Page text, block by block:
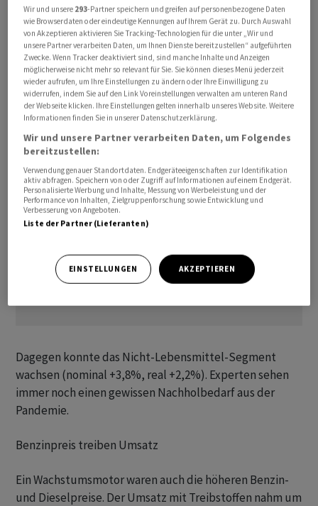
Umsatz brachte. Teuerungsbereinigt wurden gar 3,9
Prozent weniger Lebensmittel verkauft. Die
Nahrungsmittelverkäufe hatten in der Pandemie stark
zugelegt, weil die Menschen selber gekocht hatten, als
die Restaurants während der Lockdowns geschlossen
waren. Mit dem Ende der Coronabeschränkungen gehen
die Leute wieder vermehrt auswärts speisen.
Dagegen konnte das Nicht-Lebensmittel-Segment
wachsen (nominal +3,8%, real +2,2%). Experten sehen
immer noch einen gewissen Nachholbedarf aus der
Pandemie.
Benzinpreis treiben Umsatz
Ein Wachstumsmotor waren auch die höheren Benzin-
und Dieselpreise. Der Umsatz mit Treibstoffen nahm um
Wir und unsere 293-Partner speichern und greifen auf personenbezogene Daten
wie Browserdaten oder eindeutige Kennungen auf Ihrem Gerät zu. Durch Auswahl
von Akzeptieren aktivieren Sie Tracking-Technologien für die unter „Wir und
unsere Partner verarbeiten Daten, um Ihnen Dienste bereitzustellen“ aufgeführten
Zwecke. Wenn Tracker deaktiviert sind, sind manche Inhalte und Anzeigen
möglicherweise nicht mehr so relevant für Sie. Sie können dieses Menü jederzeit
wieder aufrufen, um Ihre Einstellungen zu ändern oder Ihre Einwilligung zu
widerrufen, indem Sie auf den Link Voreinstellungen verwalten am unteren Rand
der Webseite klicken. Ihre Einstellungen gelten innerhalb unseres Website. Weitere
Informationen finden Sie in unserer Datenschutzerklärung.
Wir und unsere Partner verarbeiten Daten, um Folgendes
bereitzustellen:
Verwendung genauer Standortdaten. Endgeräteeigenschaften zur Identifikation
aktiv abfragen. Speichern von oder Zugriff auf Informationen auf einem Endgerät.
Personalisierte Werbung und Inhalte, Messung von Werbeleistung und der
Performance von Inhalten, Zielgruppenforschung sowie Entwicklung und
Verbesserung von Angeboten.
Liste der Partner (Lieferanten)
EINSTELLUNGEN AKZEPTIEREN